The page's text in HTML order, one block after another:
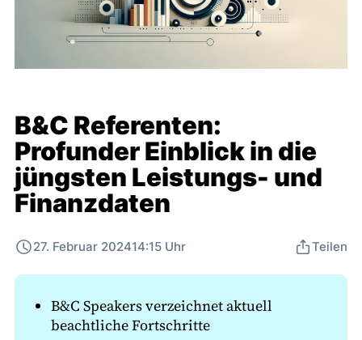
B&C Referenten:
Profunder Einblick in die
jüngsten Leistungs- und
Finanzdaten
27. Februar 202414:15 Uhr Teilen
B&C Speakers verzeichnet aktuell
beachtliche Fortschritte